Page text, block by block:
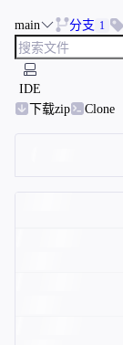
main 分支 1
IDE
下载zip
Clone